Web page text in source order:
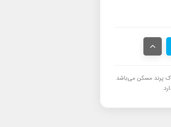
پرند مسکن می‌باشد